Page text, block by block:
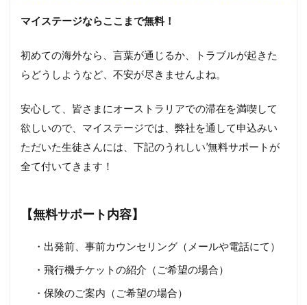
マイステージならここまで無料！
初めての海外なら、言葉が通じるか、トラブルが起きた
らどうしようなど、不安が尽きませんよね。
安心して、皆さまにオーストラリアでの滞在を満喫して
欲しいので、マイステージでは、弊社を通して申込みい
ただいた生徒さんには、下記のうれしい’無料サポートが
全て付いてきます！
【無料サポート内容】
・出発前、事前カウンセリング（メールや電話にて）
・飛行機チケットの紹介（ご希望の場合）
・保険のご案内（ご希望の場合）